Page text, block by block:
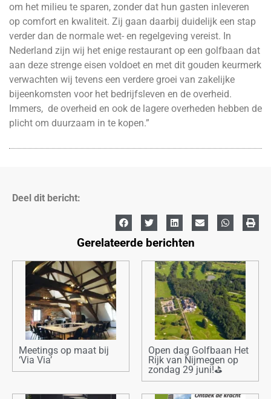
om het milieu te sparen, zonder dat hun gasten inleveren
op comfort en kwaliteit. Zij gaan daarbij duidelijk een stap
verder dan de normale wet- en regelgeving vereist. In
Nederland zijn wij het enige restaurant op een golfbaan dat
aan deze strenge eisen voldoet en met dit gouden keurmerk
verwachten wij tevens een verdere groei van zakelijke
bijeenkomsten voor het bedrijfsleven en de overheid.
Immers, de overheid en ook de lagere overheden hebben de
plicht om duurzaam in te kopen.”
Deel dit bericht:
Gerelateerde berichten
Meetings op maat bij
‘Via Via’
Open dag Golfbaan Het
Rijk van Nijmegen op
zondag 29 juni!⛳